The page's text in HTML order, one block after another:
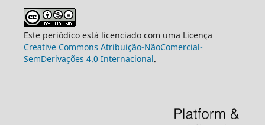
Este periódico está licenciado com uma Licença
Creative Commons Atribuição-NãoComercial-
SemDerivações 4.0 Internacional.